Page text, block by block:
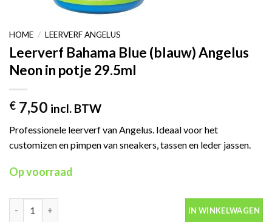
HOME / LEERVERF ANGELUS
Leerverf Bahama Blue (blauw) Angelus
Neon in potje 29.5ml
€ 7,50 incl. BTW
Professionele leerverf van Angelus. Ideaal voor het
customizen en pimpen van sneakers, tassen en leder jassen.
Op voorraad
IN WINKELWAGEN